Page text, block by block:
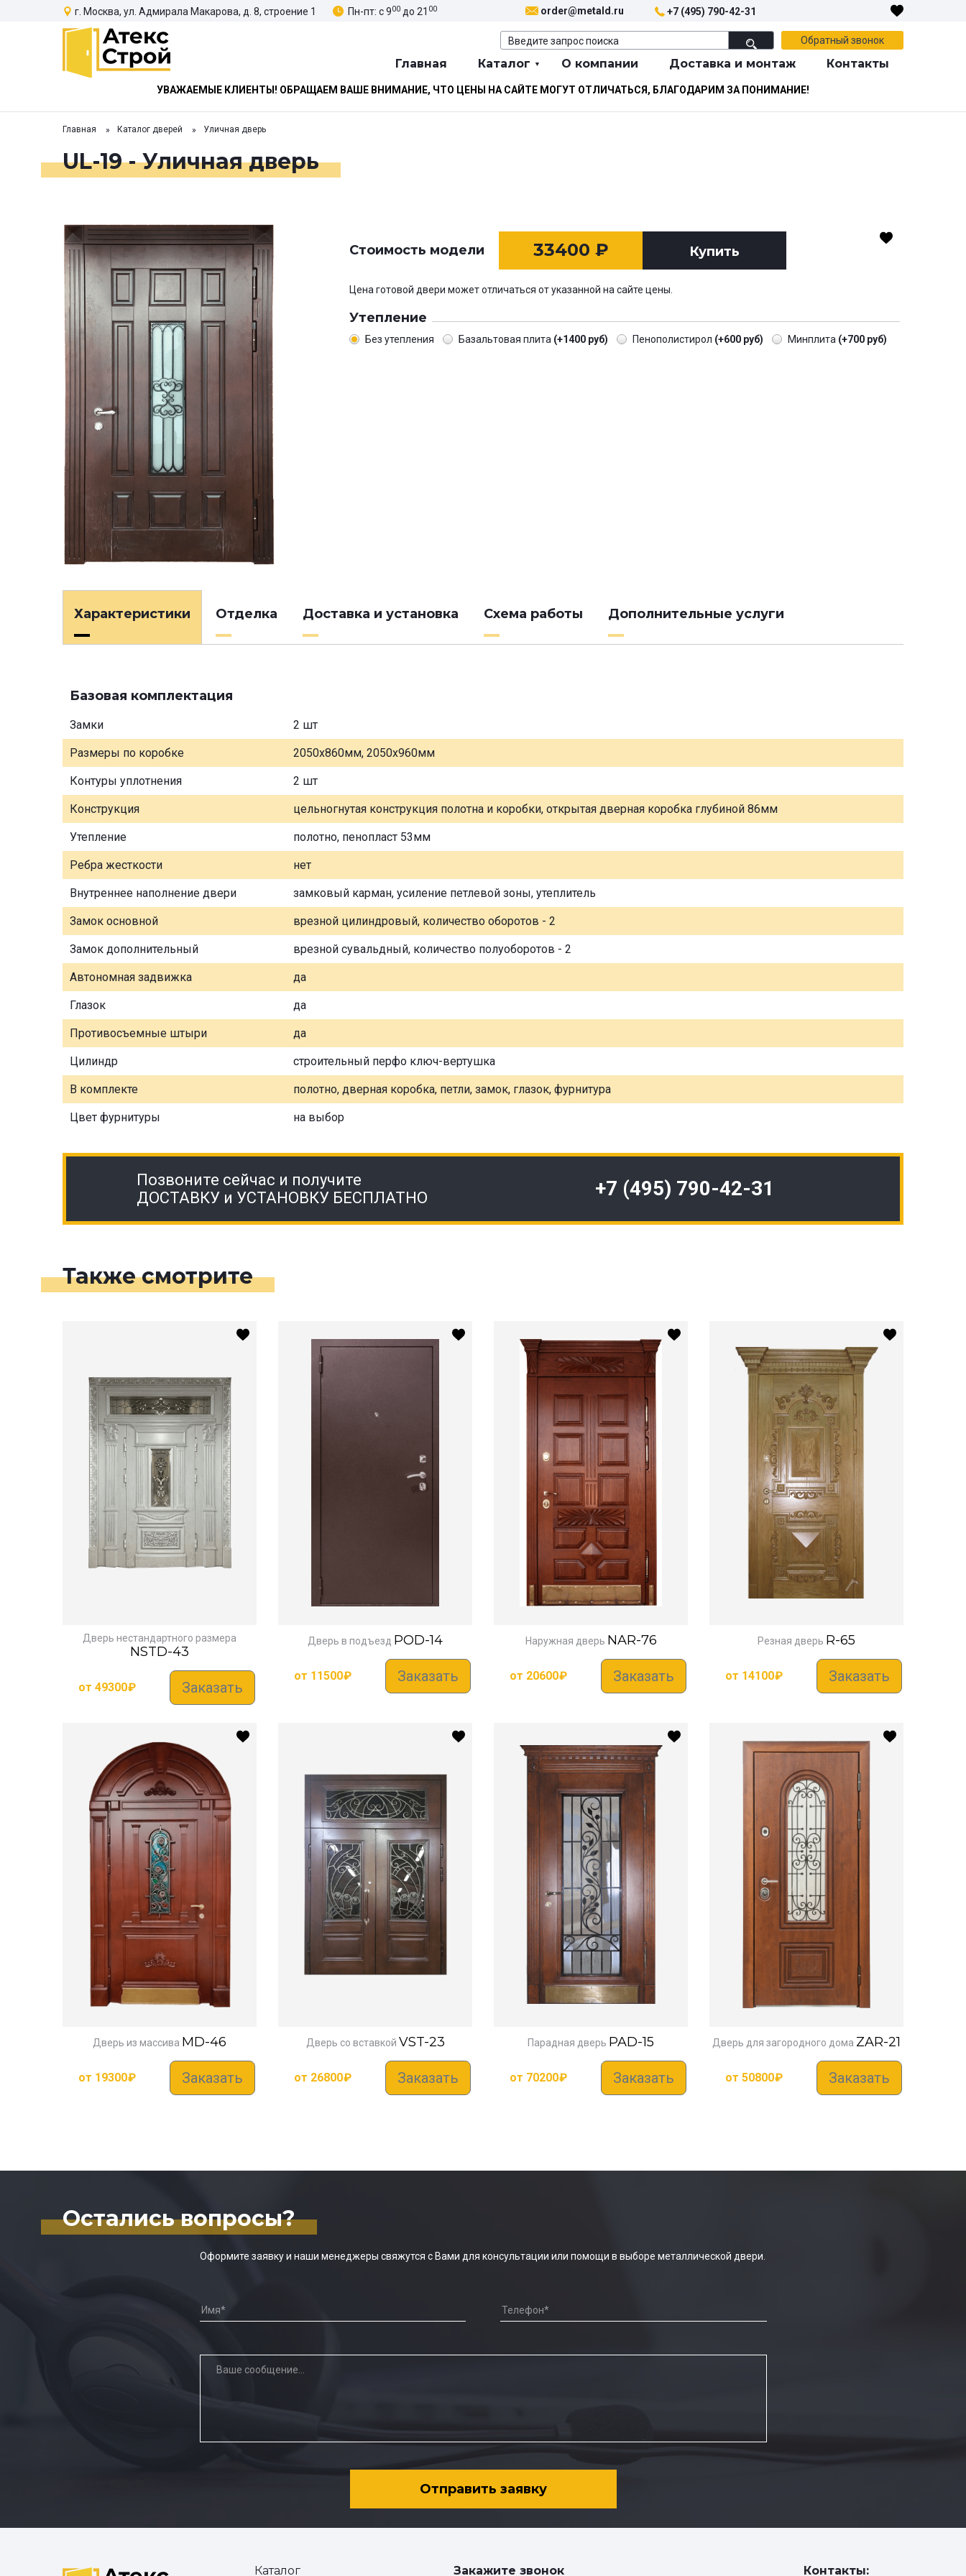
г. Москва, ул. Адмирала Макарова, д. 8, строение 1 Пн-пт: с 900 до 21 00 order@metald.ru +7 (495) 790-42-31
Обратный звонок
Главная Каталог О компании Доставка и монтаж Контакты
УВАЖАЕМЫЕ КЛИЕНТЫ! ОБРАЩАЕМ ВАШЕ ВНИМАНИЕ, ЧТО ЦЕНЫ НА САЙТЕ МОГУТ ОТЛИЧАТЬСЯ, БЛАГОДАРИМ ЗА ПОНИМАНИЕ!
Главная Каталог дверей Уличная дверь
UL-19 - Уличная дверь
Стоимость модели 33400 ₽ Купить
Цена готовой двери может отличаться от указанной на сайте цены.
Утепление
Без утепления Базальтовая плита (+1400 руб) Пенополистирол (+600 руб) Минплита (+700 руб)
Характеристики Отделка Доставка и установка Схема работы Дополнительные услуги
Базовая комплектация
Замки 2 шт
Размеры по коробке 2050х860мм, 2050х960мм
Контуры уплотнения 2 шт
Конструкция цельногнутая конструкция полотна и коробки, открытая дверная коробка глубиной 86мм
Утепление полотно, пенопласт 53мм
Ребра жесткости нет
Внутреннее наполнение двери замковый карман, усиление петлевой зоны, утеплитель
Замок основной врезной цилиндровый, количество оборотов - 2
Замок дополнительный врезной сувальдный, количество полуоборотов - 2
Автономная задвижка да
Глазок да
Противосъемные штыри да
Цилиндр строительный перфо ключ-вертушка
В комплекте полотно, дверная коробка, петли, замок, глазок, фурнитура
Цвет фурнитуры на выбор
Позвоните сейчас и получите
ДОСТАВКУ и УСТАНОВКУ БЕСПЛАТНО
+7 (495) 790-42-31
Также смотрите
Дверь нестандартного размера
NSTD-43
от 49300₽ Заказать
Дверь в подъезд POD-14
от 11500₽ Заказать
Наружная дверь NAR-76
от 20600₽ Заказать
Резная дверь R-65
от 14100₽ Заказать
Дверь из массива MD-46
от 19300₽ Заказать
Дверь со вставкой VST-23
от 26800₽ Заказать
Парадная дверь PAD-15
от 70200₽ Заказать
Дверь для загородного дома ZAR-21
от 50800₽ Заказать
Остались вопросы?
Оформите заявку и наши менеджеры свяжутся с Вами для консультации или помощи в выборе металлической двери.
Отправить заявку
Каталог Закажите звонок Контакты: